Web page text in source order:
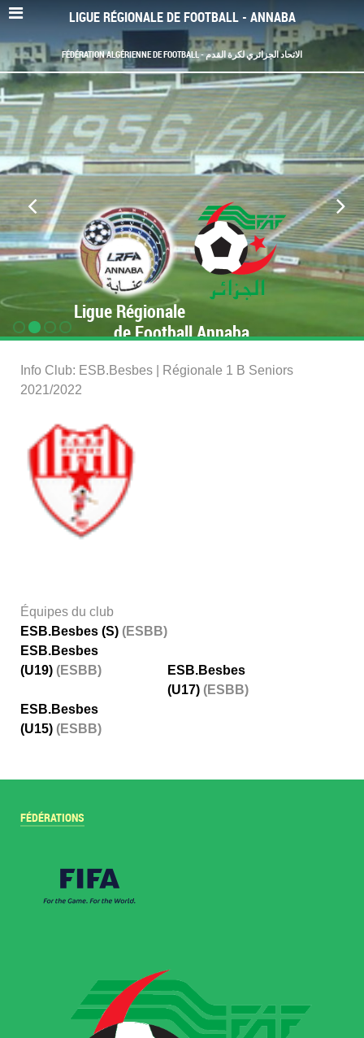
LIGUE RÉGIONALE DE FOOTBALL - ANNABA
FÉDÉRATION ALGÉRIENNE DE FOOTBALL - الاتحاد الجزائري لكرة القدم
Ligue Régionale
de Football Annaba
Info Club: ESB.Besbes | Régionale 1 B Seniors
2021/2022
Équipes du club
ESB.Besbes (S) (ESBB)
ESB.Besbes
(U19) (ESBB)
ESB.Besbes
(U17) (ESBB)
ESB.Besbes
(U15) (ESBB)
FÉDÉRATIONS